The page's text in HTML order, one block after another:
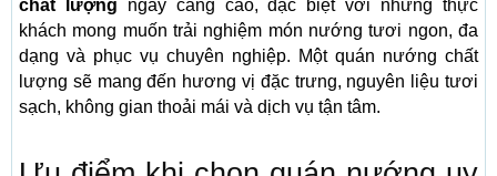
chất lượng ngày càng cao, đặc biệt với những thực
khách mong muốn trải nghiệm món nướng tươi ngon, đa
dạng và phục vụ chuyên nghiệp. Một quán nướng chất
lượng sẽ mang đến hương vị đặc trưng, nguyên liệu tươi
sạch, không gian thoải mái và dịch vụ tận tâm.